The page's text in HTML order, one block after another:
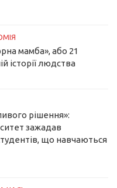
мамба», або 21
історії людства
рішення»:
зажадав
що навчаються